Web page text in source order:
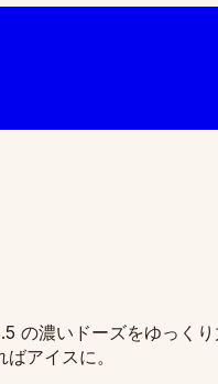
の濃いドーズをゆっく
アイスに。